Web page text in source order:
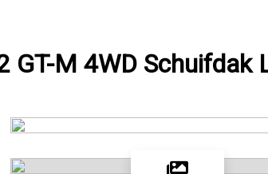
M 4WD Schuifdak